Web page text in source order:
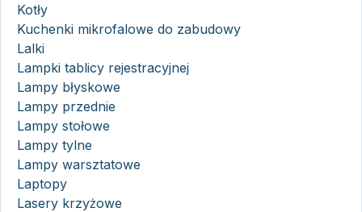
Kotły
Kuchenki mikrofalowe do zabudowy
Lalki
Lampki tablicy rejestracyjnej
Lampy błyskowe
Lampy przednie
Lampy stołowe
Lampy tylne
Lampy warsztatowe
Laptopy
Lasery krzyżowe